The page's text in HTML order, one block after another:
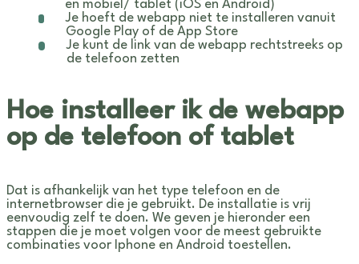
en mobiel/ tablet (iOS en Android)
Je hoeft de webapp niet te installeren vanuit
Google Play of de App Store
Je kunt de link van de webapp rechtstreeks op
de telefoon zetten
Hoe installeer ik de webapp
op de telefoon of tablet
Dat is afhankelijk van het type telefoon en de
internetbrowser die je gebruikt. De installatie is vrij
eenvoudig zelf te doen. We geven je hieronder een
stappen die je moet volgen voor de meest gebruikte
combinaties voor Iphone en Android toestellen.